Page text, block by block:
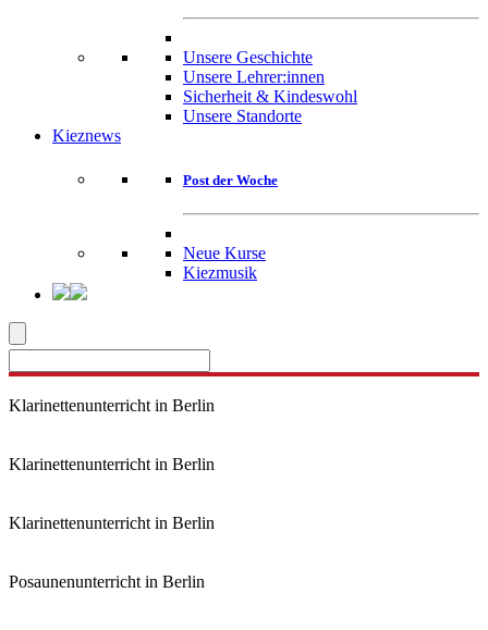
Unsere Geschichte
Unsere Lehrer:innen
Sicherheit & Kindeswohl
Unsere Standorte
Kieznews
Post der Woche
Neue Kurse
Kiezmusik
Klarinettenunterricht in Berlin
Klarinettenunterricht in Berlin
Klarinettenunterricht in Berlin
Posaunenunterricht in Berlin